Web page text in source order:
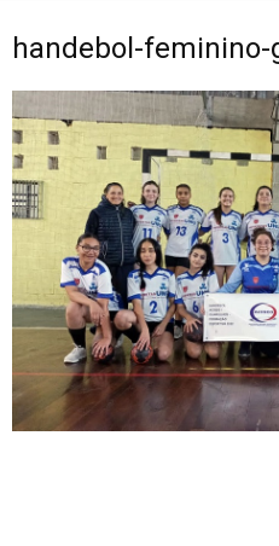
handebol-